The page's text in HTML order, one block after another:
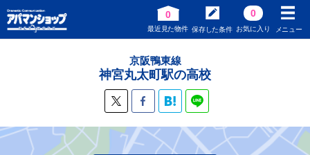
0
最近見た物件 保存した条件
0
お気に入り メニュー
京阪鴨東線
神宮丸太町駅の高校